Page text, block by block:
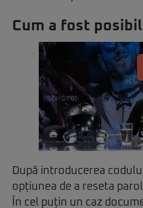
Cum a fost
După introducerea
opțiunea de a reseta
În cel puțin un caz